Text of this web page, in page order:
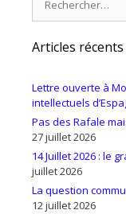
Articles récents
Lettre ouverte à
intellectuels
Pas des Rafale
27 juillet 2026
14 Juillet 2026 : le
juillet 2026
La question
12 juillet 2026